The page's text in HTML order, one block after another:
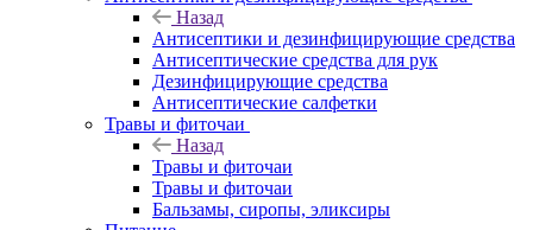
Назад
Антисептики и дезинфицирующие средства
Антисептические средства для рук
Дезинфицирующие средства
Антисептические салфетки
Травы и фиточаи
Назад
Травы и фиточаи
Травы и фиточаи
Бальзамы, сиропы, эликсиры